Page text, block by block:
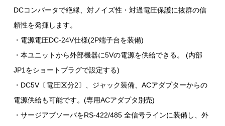
DCコンバータで絶縁、対ノイズ性・対過電圧保護に抜群の信
頼性を発揮します。
・電源電圧DC-24V仕様(2P端子台を装備)
・本ユニットから外部機器に5Vの電源を供給できる。 (内部
JP1をショートプラグで設定する)
・DC5V〔電圧区分2〕、ジャック装備、ACアダプターからの
電源供給も可能です。(専用ACアダプタ別売)
・サージアブソーバをRS-422/485 全信号ラインに装備し、外